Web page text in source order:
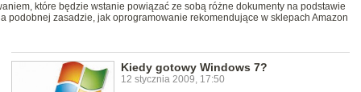
które będzie wstanie powiązać ze sobą różne dokumenty na podstawie
podobnej zasadzie, jak oprogramowanie rekomendujące w sklepach Amazon
Kiedy gotowy Windows 7?
12 stycznia 2009, 17:50